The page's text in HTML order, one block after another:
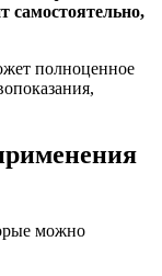
самостоятельно,
полноценное
можно